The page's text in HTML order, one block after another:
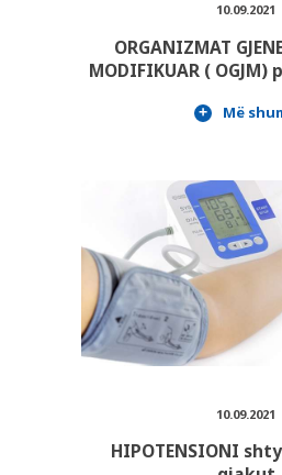
10.09.2021
ORGANIZMAT
MODIFIKUAR (
Më
10.09.2021
HIPOTENSIONI